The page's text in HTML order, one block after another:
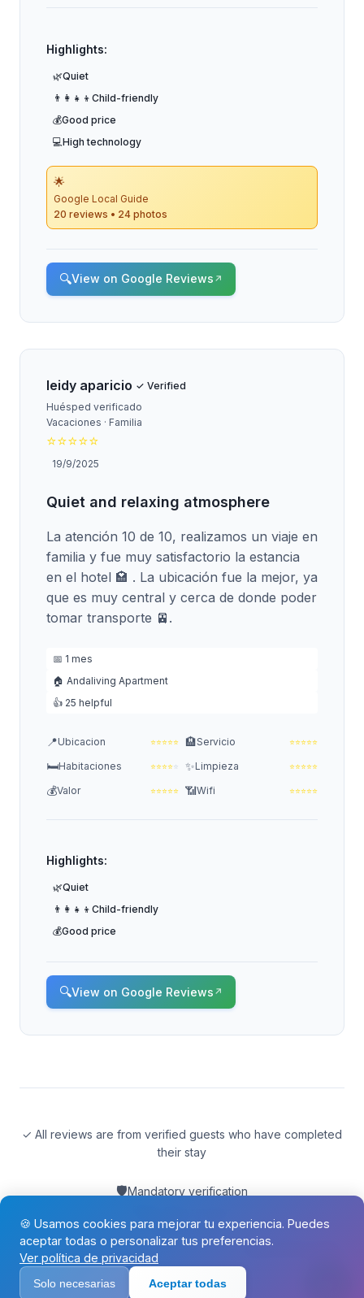
Highlights:
🌿Quiet
👨‍👩‍👧‍👦 Child-friendly
💰Good price
💻High technology
🌟
Google Local Guide
20 reviews • 24 photos
🔍View on Google Reviews ↗
leidy aparicio ✓ Verified
Huésped verificado
Vacaciones · Familia
⭐⭐⭐⭐⭐
19/9/2025
Quiet and relaxing atmosphere
La atención 10 de 10, realizamos un viaje en
familia y fue muy satisfactorio la estancia
en el hotel 🏩 . La ubicación fue la mejor, ya
que es muy central y cerca de donde poder
tomar transporte 🚈.
📅 1 mes
🏠 Andaliving Apartment
👍 25 helpful
📍Ubicacion ⭐⭐⭐⭐⭐ 🏨Servicio ⭐⭐⭐⭐⭐
🛏️Habitaciones ⭐⭐⭐⭐⭐ ✨Limpieza ⭐⭐⭐⭐⭐
💰Valor ⭐⭐⭐⭐⭐ 📶Wifi ⭐⭐⭐⭐⭐
Highlights:
🌿Quiet
👨‍👩‍👧‍👦 Child-friendly
💰Good price
🔍View on Google Reviews ↗
✓ All reviews are from verified guests who have completed
their stay
🛡️Mandatory verification
⭐5.0/5 average
Get info by email
🍪 Usamos cookies para mejorar tu experiencia. Puedes
aceptar todas o personalizar tus preferencias.
Ver política de privacidad
Solo necesarias Aceptar todas